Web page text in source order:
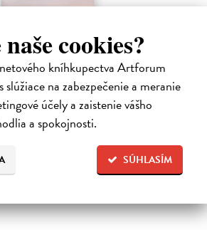
cookies?
kníhkupectva Artforum
slúžiace na zabezpečenie a meranie
účely a zaistenie vášho
a spokojnosti.
SÚHLASÍM
kniha
próza Mila Urbana sa odohráva na
osud viacerých postáv. Jurajovi Majdišovi-
druhý raz vypálili dom a myslel si, že prišiel…
PDF